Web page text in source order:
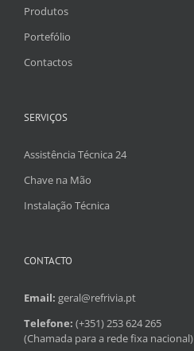
Produtos
Portefólio
Contactos
SERVIÇOS
Assistência Técnica 24
Chave na Mão
Instalação Técnica
CONTACTO
Email: geral@refrivia.pt
Telefone: (+351) 253 624 265
(Chamada para a rede fixa nacional)